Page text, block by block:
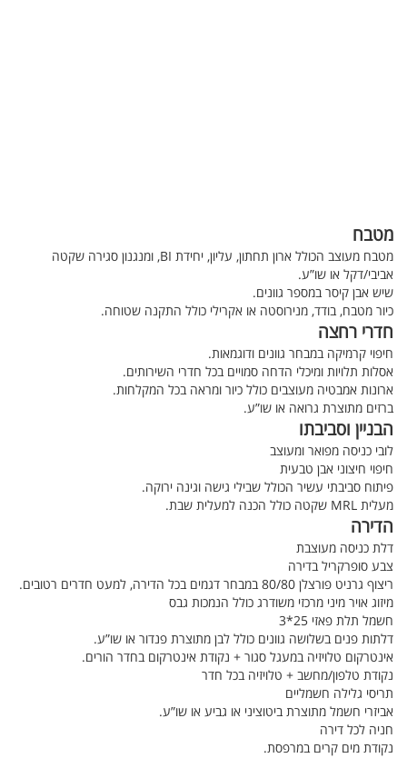
מטבח
מטבח מעוצב הכולל ארון תחתון, עליון, יחידת BI, ומנגנון סגירה שקטה
אביבי/דקל או שו”ע.
שיש אבן קיסר במספר גוונים.
כיור מטבח, בודד, מנירוסטה או אקרילי כולל התקנה שטוחה.
חדרי רחצה
חיפוי קרמיקה במבחר גוונים ודוגמאות.
אסלות תלויות ומיכלי הדחה סמויים בכל חדרי השירותים.
ארונות אמבטיה מעוצבים כולל כיור ומראה בכל המקלחות.
ברזים מתוצרת גרואה או שו”ע.
הבניין וסביבתו
לובי כניסה מפואר ומעוצב
חיפוי חיצוני אבן טבעית
פיתוח סביבתי עשיר הכולל שבילי גישה וגינה ירוקה.
מעלית MRL שקטה כולל הכנה למעלית שבת.
הדירה
דלת כניסה מעוצבת
צבע סופרקריל בדירה
ריצוף גרניט פורצלן 80/80 במבחר דגמים בכל הדירה, למעט חדרים רטובים.
מיזוג אויר מיני מרכזי משודרג כולל הנמכות גבס
חשמל תלת פאזי 25*3
דלתות פנים בשלושה גוונים כולל לבן מתוצרת פנדור או שו”ע.
אינטרקום טלויזיה במעגל סגור + נקודת אינטרקום בחדר הורים.
נקודת טלפון/מחשב + טלויזיה בכל חדר
תריסי גלילה חשמליים
אביזרי חשמל מתוצרת ביטוציני או גביע או שו”ע.
חניה לכל דירה
נקודת מים קרים במרפסת.